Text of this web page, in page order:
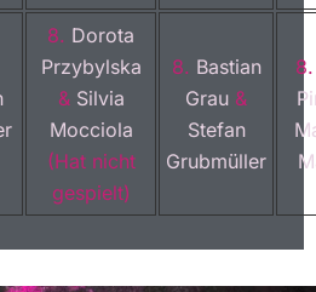
8. Dorota
Przybylska
& Silvia
Mocciola
(Hat nicht
gespielt)
8. Bastian
Grau &
Stefan
Grubmüller